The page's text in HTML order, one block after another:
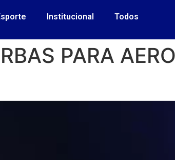
Institucional Todos
PARA